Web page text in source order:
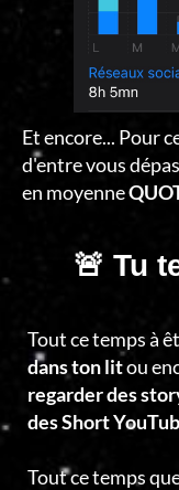
Et encore... Pour
d'entre vous
en moyenne
🚨 Tu
Tout ce temps à
dans ton litou
regarder des
des Short
Tout ce temps